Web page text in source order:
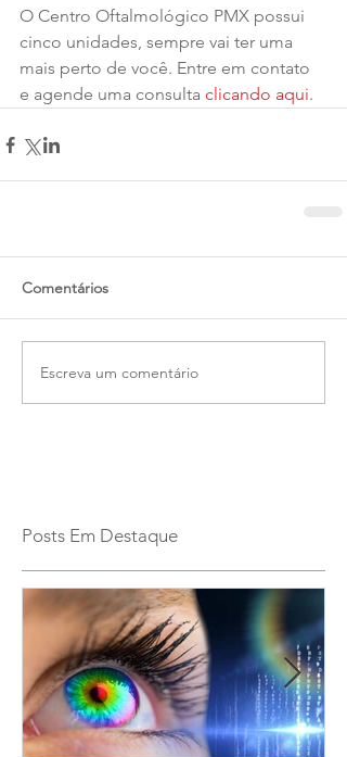
O Centro Oftalmológico PMX possui
cinco unidades, sempre vai ter uma
mais perto de você. Entre em contato
e agende uma consulta clicando aqui.
Comentários
Escreva um comentário
Posts Em Destaque